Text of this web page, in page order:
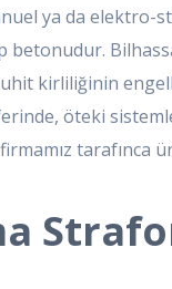
ya da elektro-
kirliliğinin
öteki
firmamız tarafınca